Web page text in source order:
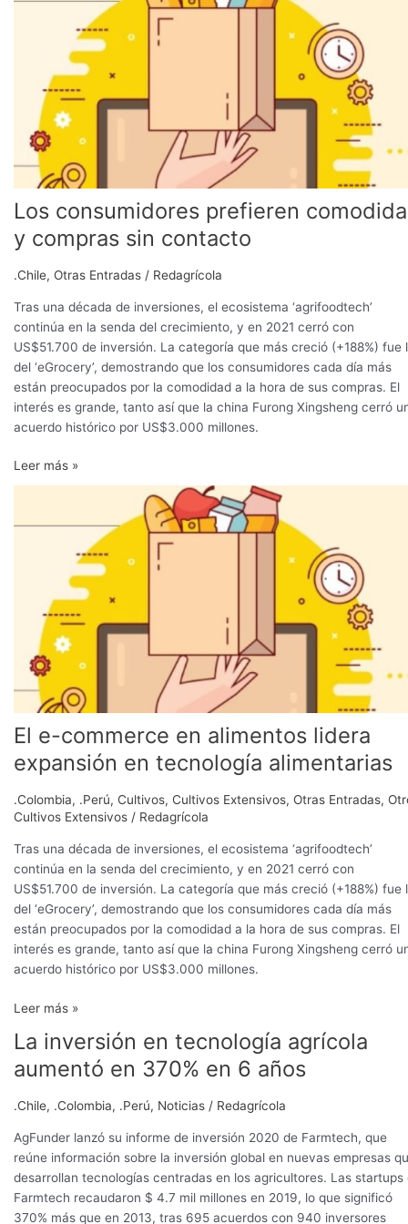
Los consumidores prefieren
y compras sin contacto
.Chile, Otras Entradas / Redagrícola
Tras una década de inversiones, el ecosistema ‘agrifoodtech’
continúa en la senda del crecimiento, y en 2021 cerró con
US$51.700 de inversión. La categoría que más creció (+188%) fue
del ‘eGrocery’, demostrando que los consumidores cada día más
están preocupados por la comodidad a la hora de sus compras. El
interés es grande, tanto así que la china Furong Xingsheng cerró
acuerdo histórico por US$3.000 millones.
comodidad
compras
contacto
Leer más »
El e-commerce en alimentos lidera
expansión en tecnología alimentarias
.Colombia, .Perú, Cultivos, Cultivos Extensivos, Otras Entradas,
Cultivos Extensivos / Redagrícola
Tras una década de inversiones, el ecosistema ‘agrifoodtech’
continúa en la senda del crecimiento, y en 2021 cerró con
US$51.700 de inversión. La categoría que más creció (+188%) fue
del ‘eGrocery’, demostrando que los consumidores cada día más
están preocupados por la comodidad a la hora de sus compras. El
interés es grande, tanto así que la china Furong Xingsheng cerró
acuerdo histórico por US$3.000 millones.
alimentos
expansión
tecnología
alimentarias
Leer más »
La inversión en tecnología agrícola
aumentó en 370% en 6 años
.Chile, .Colombia, .Perú, Noticias / Redagrícola
AgFunder lanzó su informe de inversión 2020 de Farmtech, que
reúne información sobre la inversión global en nuevas empresas
desarrollan tecnologías centradas en los agricultores. Las startups
Farmtech recaudaron $ 4.7 mil millones en 2019, lo que significó
370% más que en 2013, tras 695 acuerdos con 940 inversores
La
en
tecnología
agrícola
aumentó
en
370%
en
6